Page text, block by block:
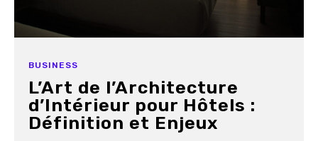
BUSINESS
L’Art de l’Architecture
d’Intérieur pour Hôtels :
Définition et Enjeux